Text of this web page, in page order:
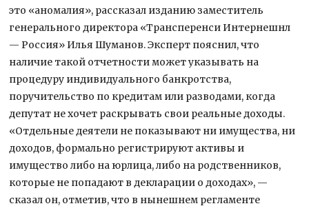
это «аномалия», рассказал изданию заместитель
генерального директора «Трансперенси Интернешнл
— Россия» Илья Шуманов. Эксперт пояснил, что
наличие такой отчетности может указывать на
процедуру индивидуального банкротства,
поручительство по кредитам или разводами, когда
депутат не хочет раскрывать свои реальные доходы.
«Отдельные деятели не показывают ни имущества, ни
доходов, формально регистрируют активы и
имущество либо на юрлица, либо на родственников,
которые не попадают в декларации о доходах», —
сказал он, отметив, что в нынешнем регламенте